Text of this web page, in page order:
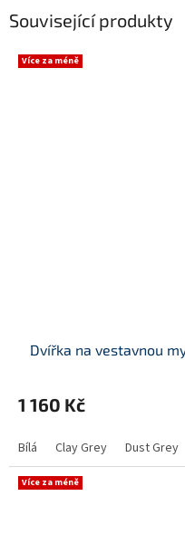
Související produkty
Více za méně
Dvířka na vestavnou
1 160 Kč
Bílá Clay Grey Dust Grey
Více za méně